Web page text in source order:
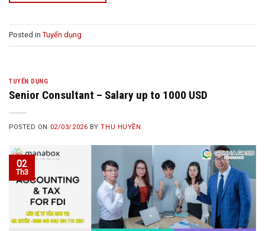
Posted in Tuyển dụng
TUYỂN DỤNG
Senior Consultant – Salary up to 1000 USD
POSTED ON 02/03/2026 BYTHU HUYỀN
02
Th3